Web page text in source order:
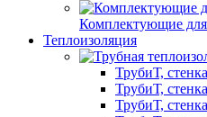
Комплектующие
Теплоизоляция
ТрубиТ,
ТрубиТ,
ТрубиТ,